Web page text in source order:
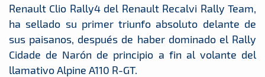
Renault Clio Rally4 del Renault Recalvi Rally Team,
ha sellado su primer triunfo absoluto delante de
sus paisanos, después de haber dominado el Rally
Cidade de Narón de principio a fin al volante del
llamativo Alpine A110 R-GT.